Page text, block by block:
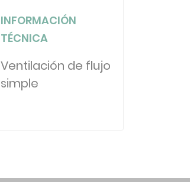
INFORMACIÓN
TÉCNICA
Ventilación de flujo
simple